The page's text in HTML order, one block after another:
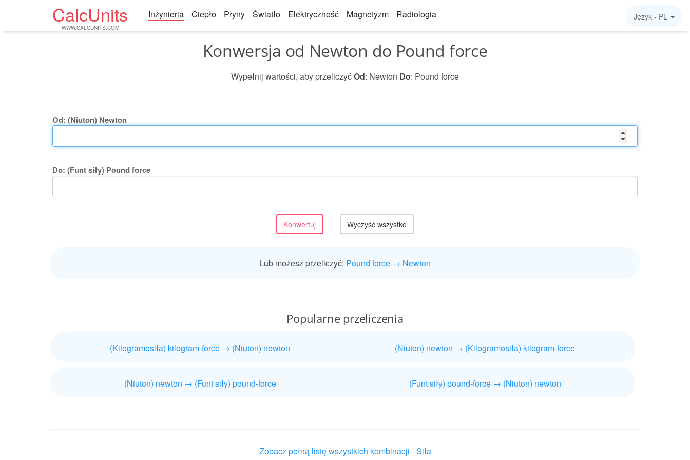
CalcUnits
WWW.CALCUNITS.COM
Inżynieria Ciepło Płyny Światło Elektryczność Magnetyzm Radiologia Język - PL
Konwersja od Newton do Pound force
Wypełnij wartości, aby przeliczyćOd: Newton Do: Pound force
Od: (Niuton) Newton
Do: (Funt siły) Pound force
Lub możesz przeliczyć: Pound force → Newton
Popularne przeliczenia
(Kilogramosiła) kilogram-force → (Niuton) newton (Niuton) newton → (Kilogramosiła) kilogram-force
(Niuton) newton → (Funt siły) pound-force (Funt siły) pound-force → (Niuton) newton
Zobacz pełną listę wszystkich kombinacji - Siła